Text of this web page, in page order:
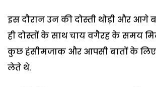
इस दौरान उन की दोस्ती थोड़ी और आगे
ही दोस्तों के साथ चाय वगैरह के समय
कुछ हंसीमजाक और आपसी बातों के
लेते थे.